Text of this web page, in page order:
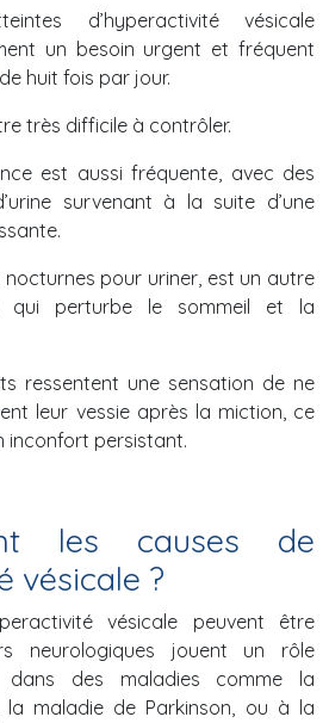
d’hyperactivité vésicale
un besoin urgent et fréquent
huit fois par jour.
très difficile à contrôler.
est aussi fréquente, avec des
survenant à la suite d’une
nocturnes pour uriner, est un autre
qui perturbe le sommeil et la
ressentent une sensation de ne
leur vessie après la miction, ce
inconfort persistant.
les causes de
vésicale ?
vésicale peuvent être
neurologiques jouent un rôle
dans des maladies comme la
la maladie de Parkinson, ou à la